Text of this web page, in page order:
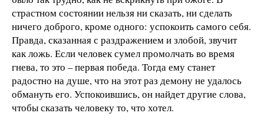
страстном состоянии нельзя ни сказать, ни сделать
ничего доброго, кроме одного: успокоить самого себя.
Правда, сказанная с раздражением и злобой, звучит
как ложь. Если человек сумел промолчать во время
гнева, то это – первая победа. Тогда ему станет
радостно на душе, что на этот раз демону не удалось
обмануть его. Успокоившись, он найдет другие слова,
чтобы сказать человеку то, что хотел.